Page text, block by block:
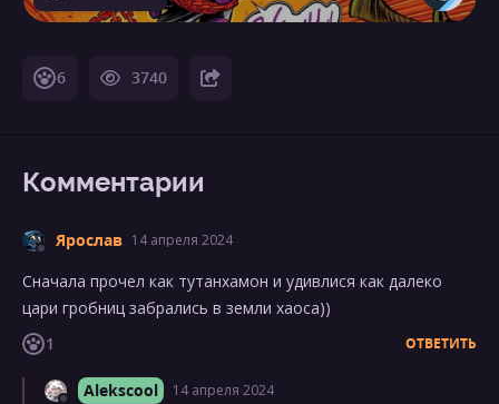
6 3740
Комментарии
Ярослав 14 апреля 2024
Сначала прочел как тутанхамон и удивлися как далеко
цари гробниц забрались в земли хаоса))
1
ОТВЕТИТЬ
Alekscool 14 апреля 2024